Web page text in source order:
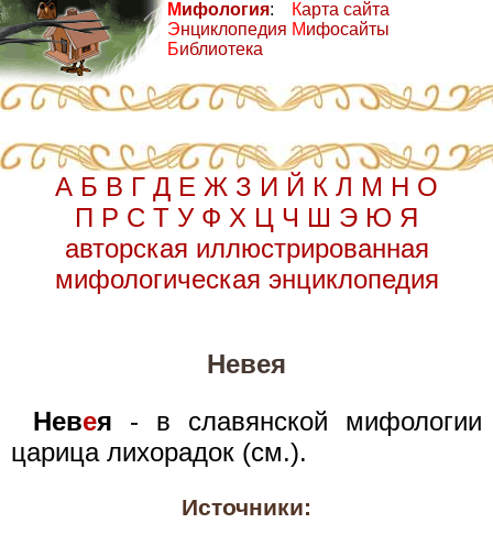
Мифология:
Энциклопедия
Библиотека
Карта сайта
Мифосайты
А Б В Г Д Е Ж З И Й К Л М Н О
П Р С Т У Ф Х Ц Ч Ш Э Ю Я
авторская иллюстрированная
мифологическая энциклопедия
Невея
Невея - в славянской мифологии
царица лихорадок (см.).
Источники: